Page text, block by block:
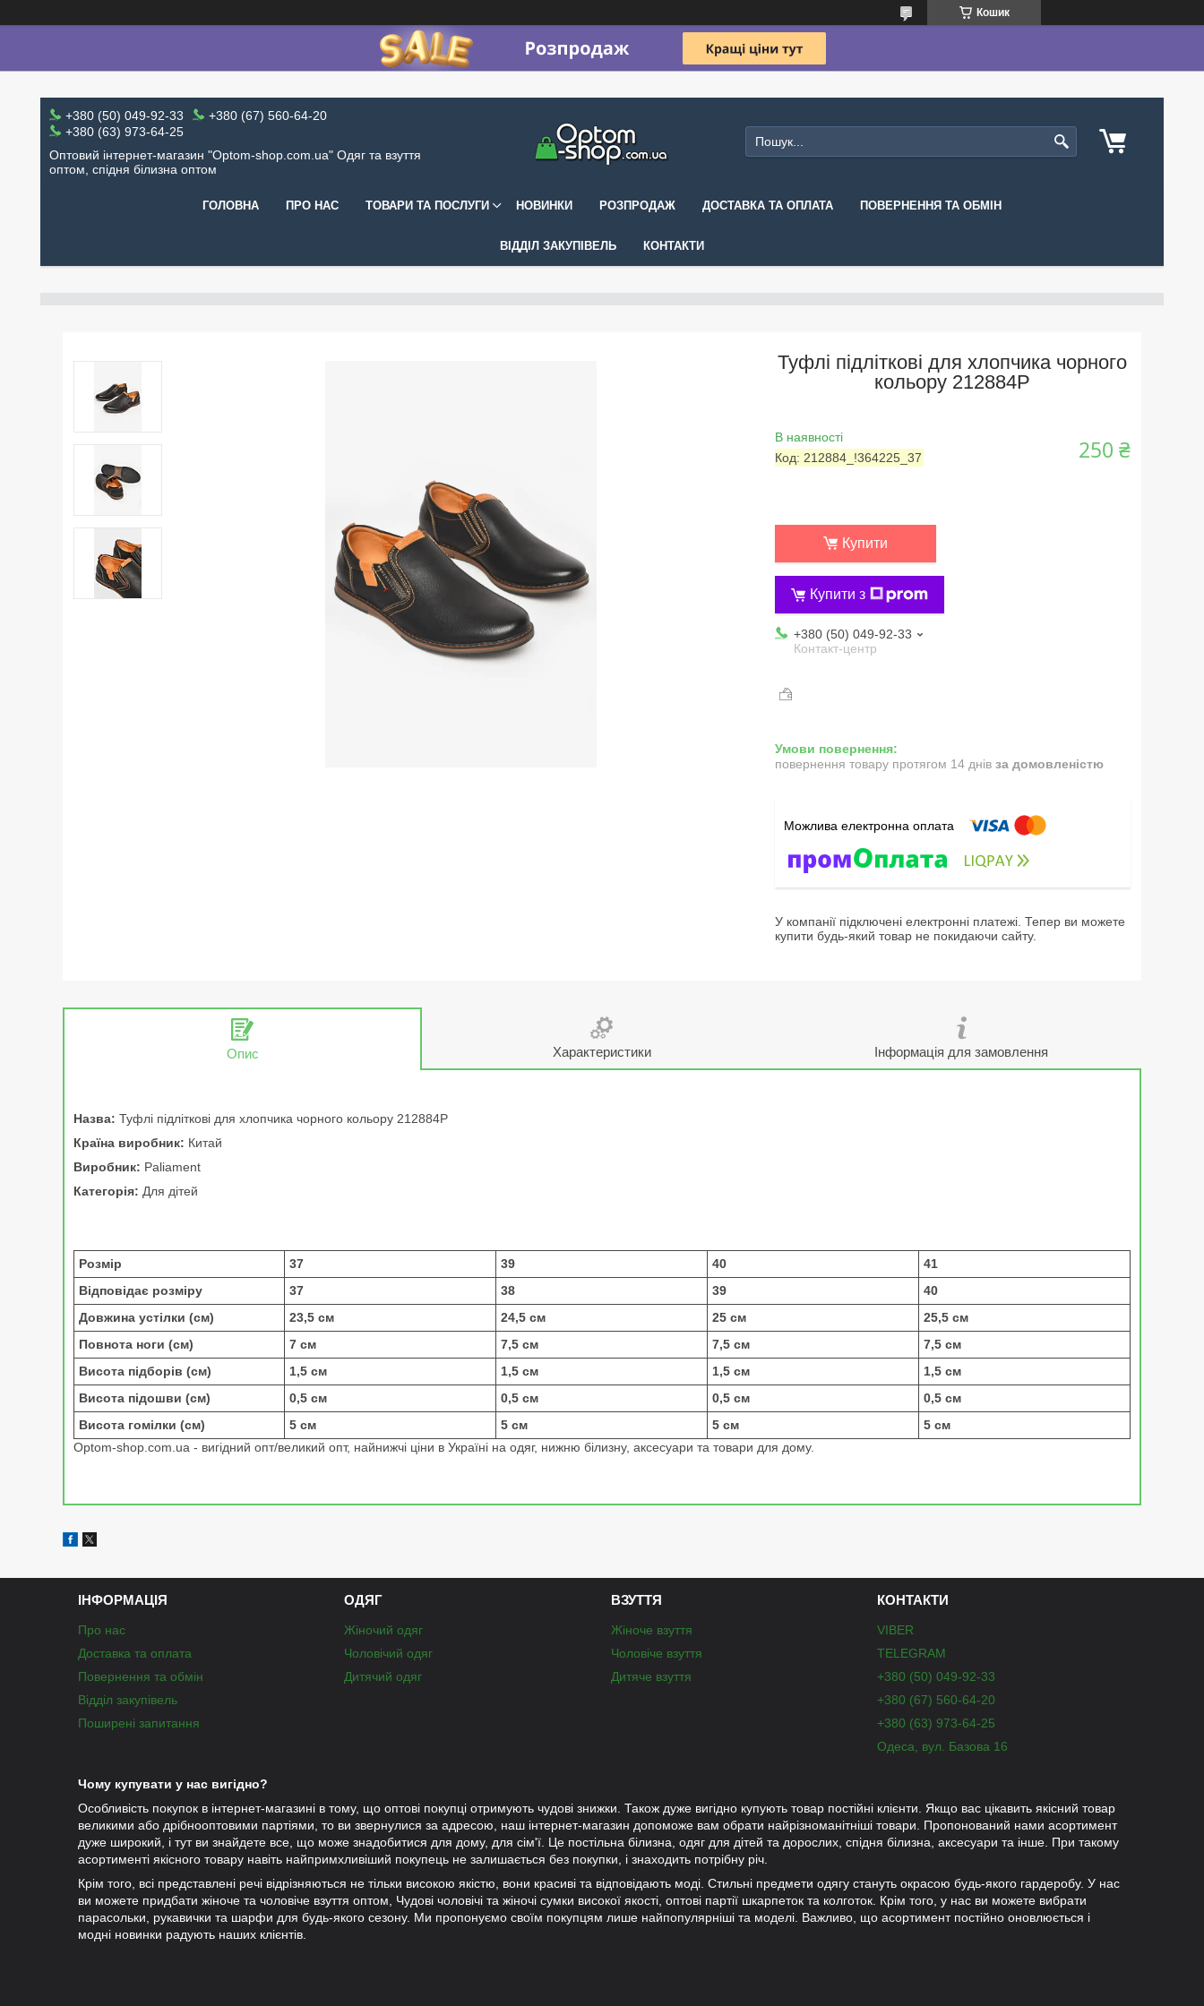
Кошик
+380 (50) 049-92-33
+380 (67) 560-64-20
+380 (63) 973-64-25
Оптовий інтернет-магазин "Optom-shop.com.ua" Одяг та взуття
оптом, спідня білизна оптом
ГОЛОВНА ПРО НАС ТОВАРИ ТА ПОСЛУГИ НОВИНКИ РОЗПРОДАЖ ДОСТАВКА ТА ОПЛАТА ПОВЕРНЕННЯ ТА ОБМІН
ВІДДІЛ ЗАКУПІВЕЛЬ КОНТАКТИ
Туфлі підліткові для хлопчика чорного
кольору 212884P
В наявності
Код: 212884_!364225_37 250 ₴
Купити
Купити з
+380 (50) 049-92-33
Контакт-центр
повернення товару протягом 14 днів за домовленістю
У компанії підключені електронні платежі. Тепер ви можете
купити будь-який товар не покидаючи сайту.
Опис Характеристики Інформація для замовлення
Назва: Туфлі підліткові для хлопчика чорного кольору 212884P
Країна виробник: Китай
Виробник: Paliament
Категорія: Для дітей
Розмір 37 39 40
41
Відповідає розміру
37 38 39
40
Довжина устілки (см)
23,5 см 24,5 см 25 см
25,5 см
Повнота ноги (см)
7 см 7,5 см 7,5 см
7,5 см
Висота підборів (см)
1,5 см 1,5 см 1,5 см
1,5 см
Висота підошви (см)
0,5 см 0,5 см 0,5 см
0,5 см
Висота гомілки (см)
5 см 5 см 5 см
5 см
Optom-shop.com.ua - вигідний опт/великий опт, найнижчі ціни в Україні на одяг, нижню білизну, аксесуари та товари для дому.
ІНФОРМАЦІЯ
Про нас
Доставка та оплата
Повернення та обмін
Відділ закупівель
Поширені запитання
ОДЯГ
Жіночий одяг
Чоловічий одяг
Дитячий одяг
ВЗУТТЯ
Жіноче взуття
Чоловіче взуття
Дитяче взуття
КОНТАКТИ
VIBER
TELEGRAM
+380 (50) 049-92-33
+380 (67) 560-64-20
+380 (63) 973-64-25
Одеса, вул. Базова 16
Чому купувати у нас вигідно?
Особливість покупок в інтернет-магазині в тому, що оптові покупці отримують чудові знижки. Також дуже вигідно купують товар постійні клієнти. Якщо вас цікавить якісний товар
великими або дрібнооптовими партіями, то ви звернулися за адресою, наш інтернет-магазин допоможе вам обрати найрізноманітніші товари. Пропонований нами асортимент
дуже широкий, і тут ви знайдете все, що може знадобитися для дому, для сім'ї. Це постільна білизна, одяг для дітей та дорослих, спідня білизна, аксесуари та інше. При такому
асортименті якісного товару навіть найпримхливіший покупець не залишається без покупки, і знаходить потрібну річ.
Крім того, всі представлені речі відрізняються не тільки високою якістю, вони красиві та відповідають моді. Стильні предмети одягу стануть окрасою будь-якого гардеробу. У нас
ви можете придбати жіноче та чоловіче взуття оптом, Чудові чоловічі та жіночі сумки високої якості, оптові партії шкарпеток та колготок. Крім того, у нас ви можете вибрати
парасольки, рукавички та шарфи для будь-якого сезону. Ми пропонуємо своїм покупцям лише найпопулярніші та моделі. Важливо, що асортимент постійно оновлюється і
модні новинки радують наших клієнтів.